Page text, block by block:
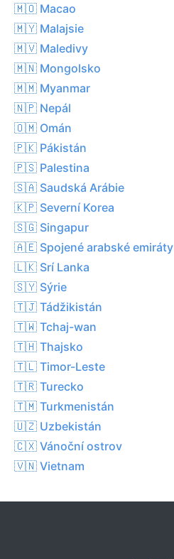
🇲🇴 Macao
🇲🇾 Malajsie
🇲🇻 Maledivy
🇲🇳 Mongolsko
🇲🇲 Myanmar
🇳🇵 Nepál
🇴🇲 Omán
🇵🇰 Pákistán
🇵🇸 Palestina
🇸🇦 Saudská Arábie
🇰🇵 Severní Korea
🇸🇬 Singapur
🇦🇪 Spojené arabské emiráty
🇱🇰 Srí Lanka
🇸🇾 Sýrie
🇹🇯 Tádžikistán
🇹🇼 Tchaj-wan
🇹🇭 Thajsko
🇹🇱 Timor-Leste
🇹🇷 Turecko
🇹🇲 Turkmenistán
🇺🇿 Uzbekistán
🇨🇽 Vánoční ostrov
🇻🇳 Vietnam